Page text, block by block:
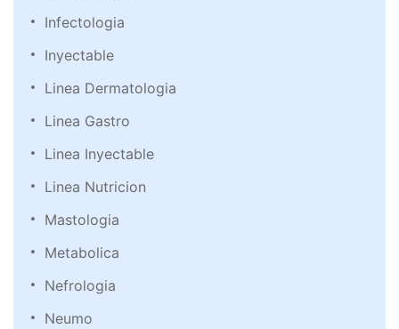
Infectologia
Inyectable
Linea Dermatologia
Linea Gastro
Linea Inyectable
Linea Nutricion
Mastologia
Metabolica
Nefrologia
Neumo